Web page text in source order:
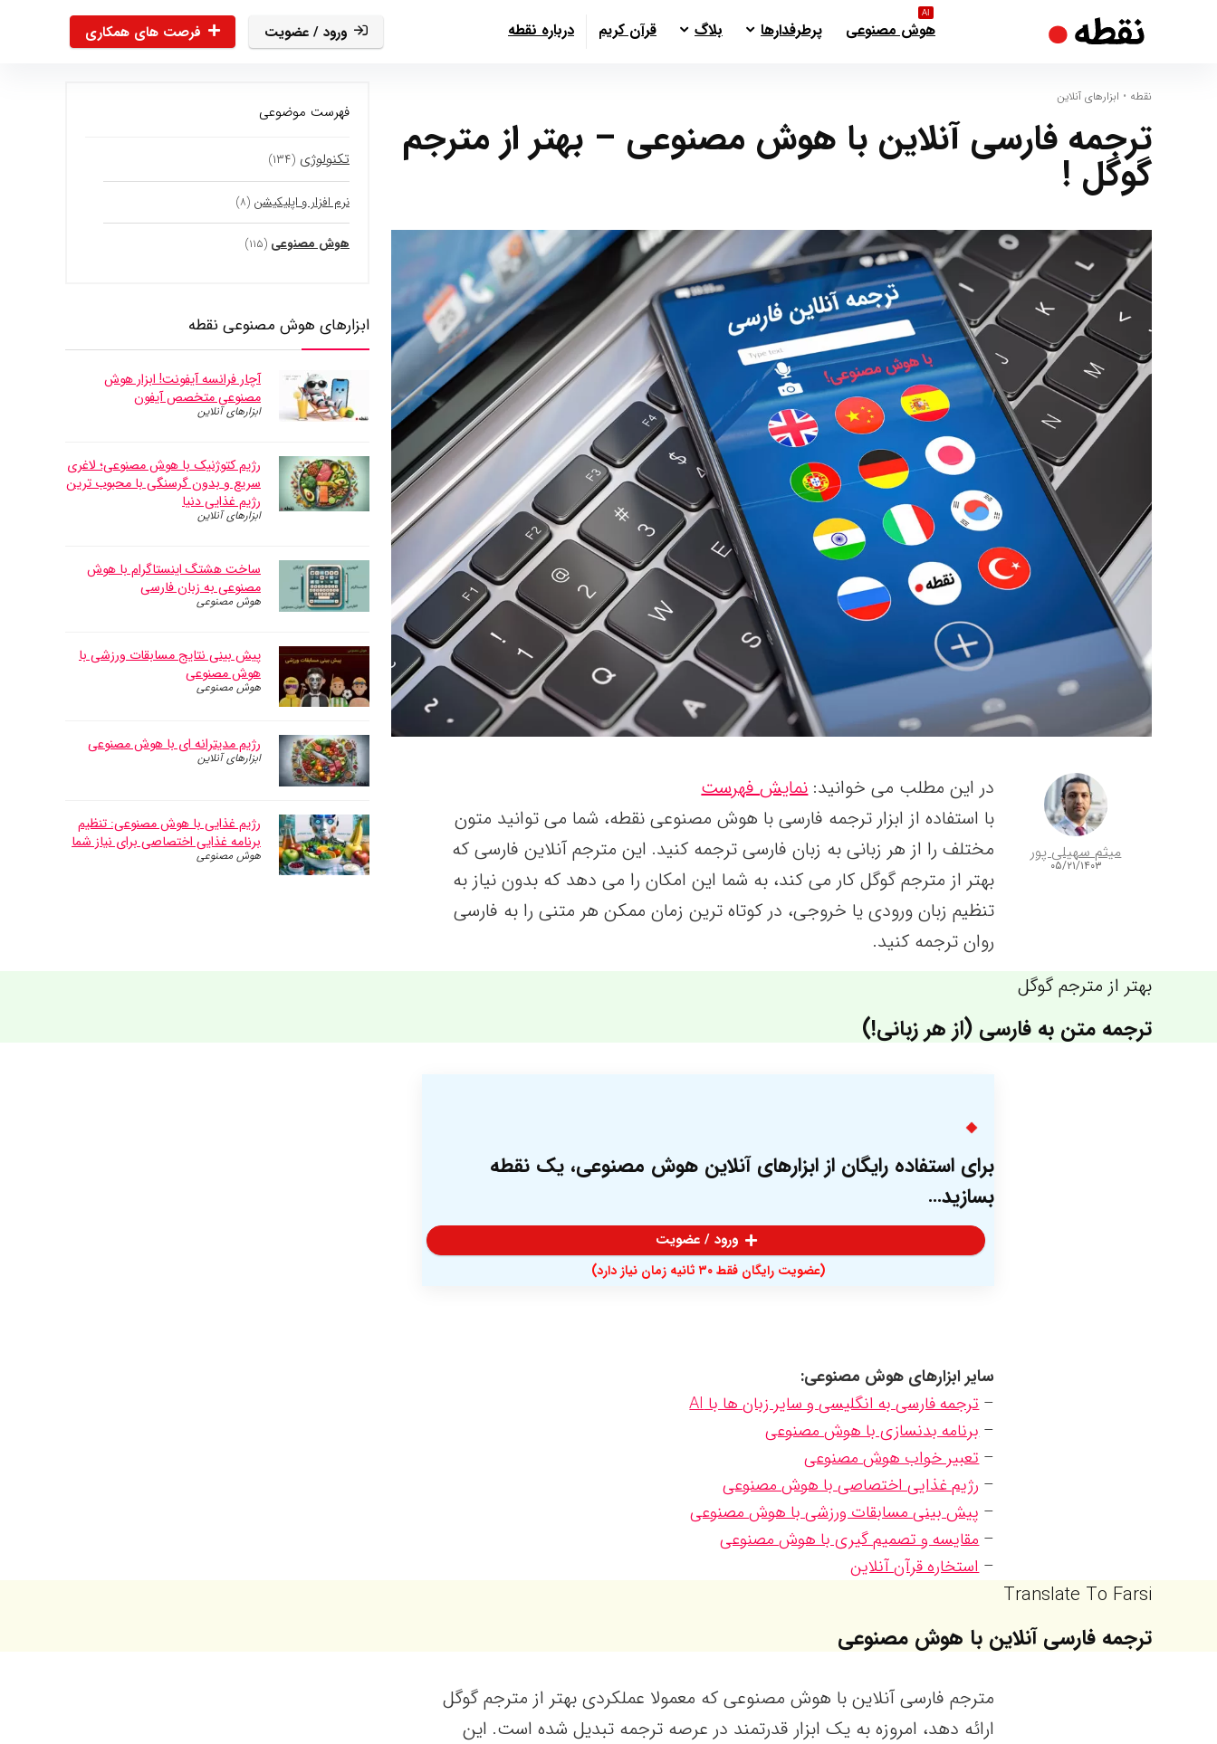
هوش مصنوعی
AI
پرطرفدارها بلاگ قرآن کریم درباره نقطه ورود / عضویت فرصت های همکاری
نقطه • ابزارهای آنلاین
ترجمه فارسی آنلاین با هوش مصنوعی – بهتر از مترجم
گوگل !
میثم سهیلی پور
۰۵/۲۱/۱۴۰۳
در این مطلب می خوانید: نمایش فهرست
با استفاده از ابزار ترجمه فارسی با هوش مصنوعی نقطه، شما می توانید متون
مختلف را از هر زبانی به زبان فارسی ترجمه کنید. این مترجم آنلاین فارسی که
بهتر از مترجم گوگل کار می کند، به شما این امکان را می دهد که بدون نیاز به
تنظیم زبان ورودی یا خروجی، در کوتاه ترین زمان ممکن هر متنی را به فارسی
روان ترجمه کنید.
بهتر از مترجم گوگل
ترجمه متن به فارسی (از هر زبانی!)
برای استفاده رایگان از ابزارهای آنلاین هوش مصنوعی، یک نقطه
بسازید…
ورود / عضویت
(عضویت رایگان فقط ۳۰ ثانیه زمان نیاز دارد)
سایر ابزارهای هوش مصنوعی:
–ترجمه فارسی به انگلیسی و سایر زبان ها با AI
–برنامه بدنسازی با هوش مصنوعی
–تعبیر خواب هوش مصنوعی
– رژیم غذایی اختصاصی با هوش مصنوعی
– پیش بینی مسابقات ورزشی با هوش مصنوعی
–مقایسه و تصمیم گیری با هوش مصنوعی
–استخاره قرآن آنلاین
Translate To Farsi
ترجمه فارسی آنلاین با هوش مصنوعی
مترجم فارسی آنلاین با هوش مصنوعی که معمولا عملکردی بهتر از مترجم گوگل
ارائه دهد، امروزه به یک ابزار قدرتمند در عرصه ترجمه تبدیل شده است. این
فهرست موضوعی
تکنولوژی (۱۳۴)
نرم افزار و اپلیکیشن (۸)
هوش مصنوعی (۱۱۵)
ابزارهای هوش مصنوعی نقطه
آچار فرانسه آیفونت! ابزار هوش
مصنوعی متخصص آیفون
ابزارهای آنلاین
رژیم کتوژنیک با هوش مصنوعی؛ لاغری
سریع و بدون گرسنگی با محبوب ترین
رژیم غذایی دنیا
ابزارهای آنلاین
ساخت هشتگ اینستاگرام با هوش
مصنوعی به زبان فارسی
هوش مصنوعی
پیش بینی نتایج مسابقات ورزشی با
هوش مصنوعی
هوش مصنوعی
رژیم مدیترانه ای با هوش مصنوعی
ابزارهای آنلاین
رژیم غذایی با هوش مصنوعی: تنظیم
برنامه غذایی اختصاصی برای نیاز شما
هوش مصنوعی